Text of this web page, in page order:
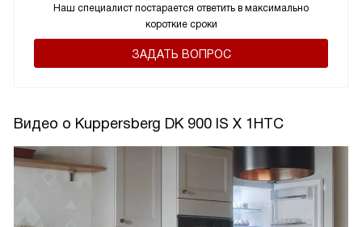
Наш специалист постарается ответить в максимально
короткие сроки
ЗАДАТЬ ВОПРОС
Видео о Kuppersberg DK 900 IS Х 1HTC